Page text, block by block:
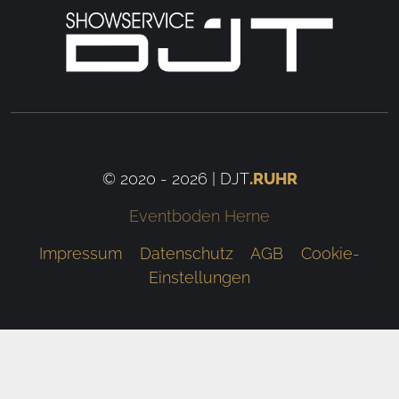
© 2020 - 2026 | DJT.RUHR
Eventboden Herne
Impressum
Datenschutz AGB
Cookie-
Einstellungen